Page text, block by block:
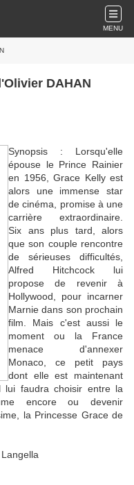
MENU
DAHAN
Synopsis : Lorsqu'elle
épouse le Prince Rainier
en 1956, Grace Kelly est
alors une immense star
de cinéma, promise à une
carrière extraordinaire.
Six ans plus tard, alors
que son couple rencontre
de sérieuses difficultés,
Alfred Hitchcock lui
propose de revenir à
Hollywood, pour incarner
Marnie dans son prochain
film. Mais c'est aussi le
moment ou la France
menace d'annexer
Monaco, ce petit pays
dont elle est maintenant
lui faudra choisir entre la
encore ou devenir
la Princesse Grace de